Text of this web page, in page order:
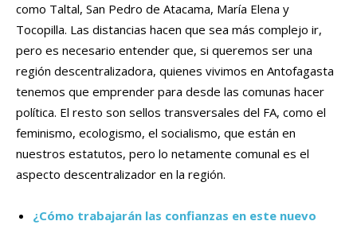
como Taltal, San Pedro de Atacama, María Elena y
Tocopilla. Las distancias hacen que sea más complejo ir,
pero es necesario entender que, si queremos ser una
región descentralizadora, quienes vivimos en Antofagasta
tenemos que emprender para desde las comunas hacer
política. El resto son sellos transversales del FA, como el
feminismo, ecologismo, el socialismo, que están en
nuestros estatutos, pero lo netamente comunal es el
aspecto descentralizador en la región.
¿Cómo trabajarán las confianzas en este nuevo